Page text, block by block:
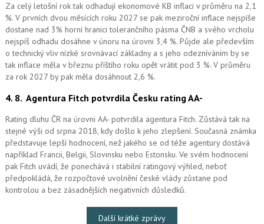
Za celý letošní rok tak odhadují ekonomové KB inflaci v průměru na 2,1
%. V prvních dvou měsících roku 2027 se pak meziroční inflace nejspíše
dostane nad 3% horní hranici tolerančního pásma ČNB a svého vrcholu
nejspíš odhadu dosáhne v únoru na úrovni 3,4 %. Půjde ale především
o technický vliv nízké srovnávací základny a s jeho odezníváním by se
tak inflace měla v březnu příštího roku opět vrátit pod 3 %. V průměru
za rok 2027 by pak měla dosáhnout 2,6 %.
4. 8. Agentura Fitch potvrdila Česku rating AA-
Rating dluhu ČR na úrovni AA- potvrdila agentura Fitch. Zůstává tak na
stejné výši od srpna 2018, kdy došlo k jeho zlepšení. Současná známka
představuje lepší hodnocení, než jakého se od téže agentury dostává
například Francii, Belgii, Slovinsku nebo Estonsku. Ve svém hodnocení
pak Fitch uvádí, že ponechává i stabilní ratingový výhled, neboť
předpokládá, že rozpočtové uvolnění české vlády zůstane pod
kontrolou a bez zásadnějších negativních důsledků.
Další krátké zprávy